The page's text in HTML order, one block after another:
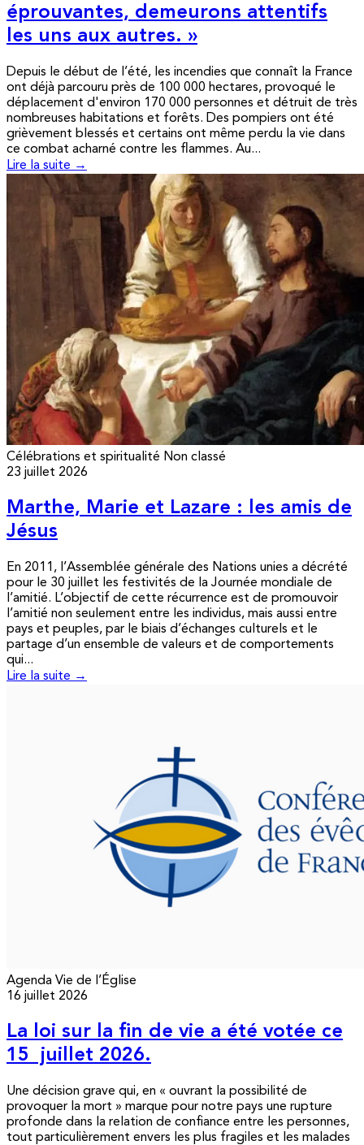
éprouvantes, demeurons attentifs
les uns aux autres. »
Depuis le début de l’été, les incendies que connaît la France
ont déjà parcouru près de 100 000 hectares, provoqué le
déplacement d'environ 170 000 personnes et détruit de très
nombreuses habitations et forêts. Des pompiers ont été
grièvement blessés et certains ont même perdu la vie dans
ce combat acharné contre les flammes. Au...
Lire la suite →
Célébrations et spiritualité Non classé
23 juillet 2026
Marthe, Marie et Lazare : les amis de
Jésus
En 2011, l’Assemblée générale des Nations unies a décrété
pour le 30 juillet les festivités de la Journée mondiale de
l’amitié. L’objectif de cette récurrence est de promouvoir
l’amitié non seulement entre les individus, mais aussi entre
pays et peuples, par le biais d’échanges culturels et le
partage d’un ensemble de valeurs et de comportements
qui...
Lire la suite →
Agenda Vie de l’Église
16 juillet 2026
La loi sur la fin de vie a été votée ce
15 juillet 2026.
Une décision grave qui, en « ouvrant la possibilité de
provoquer la mort » marque pour notre pays une rupture
profonde dans la relation de confiance entre les personnes,
tout particulièrement envers les plus fragiles et les malades